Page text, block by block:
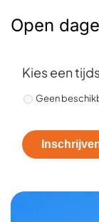
Open
Kies een
Geen